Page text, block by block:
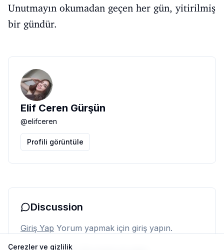
Unutmayın okumadan geçen her gün, yitirilmiş
bir gündür.
Elif Ceren Gürşün
@elifceren
Profili görüntüle
Discussion
Giriş Yap Yorum yapmak için giriş yapın.
Çerezler ve gizlilik